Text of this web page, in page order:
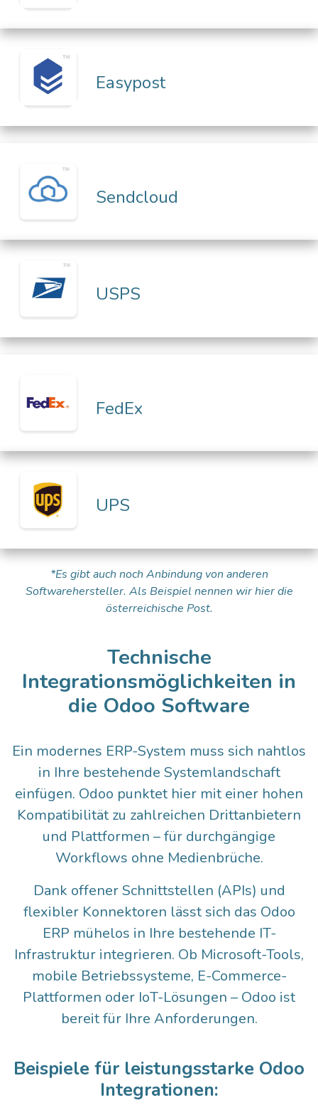
Easypost
Sendcloud
USPS
FedEx
UPS
*Es gibt auch noch Anbindung von anderen
Softwarehersteller. Als Beispiel nennen wir hier die
österreichische Post.
Technische
Integrationsmöglichkeiten in
die Odoo Software
Ein modernes ERP-System muss sich nahtlos
in Ihre bestehende Systemlandschaft
einfügen. Odoo punktet hier mit einer hohen
Kompatibilität zu zahlreichen Drittanbietern
und Plattformen – für durchgängige
Workflows ohne Medienbrüche.
Dank offener Schnittstellen (APIs) und
flexibler Konnektoren lässt sich das Odoo
ERP mühelos in Ihre bestehende IT-
Infrastruktur integrieren. Ob Microsoft-Tools,
mobile Betriebssysteme, E-Commerce-
Plattformen oder IoT-Lösungen – Odoo ist
bereit für Ihre Anforderungen.
Beispiele für leistungsstarke Odoo
Integrationen: